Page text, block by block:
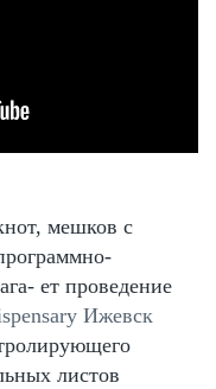
мешков с
ет проведение
Ижевск
листов